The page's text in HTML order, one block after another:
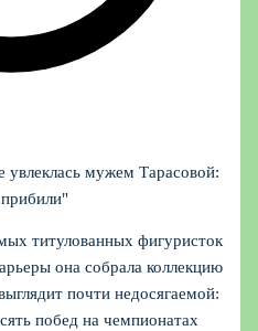
увлеклась мужем Тарасовой:
титулованных фигуристок
она собрала коллекцию
почти недосягаемой:
побед на чемпионатах